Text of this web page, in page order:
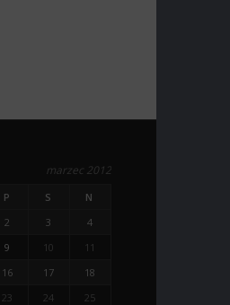
marzec 2012
P S
N
2 3
4
9 10
11
16 17
18
23 24 25